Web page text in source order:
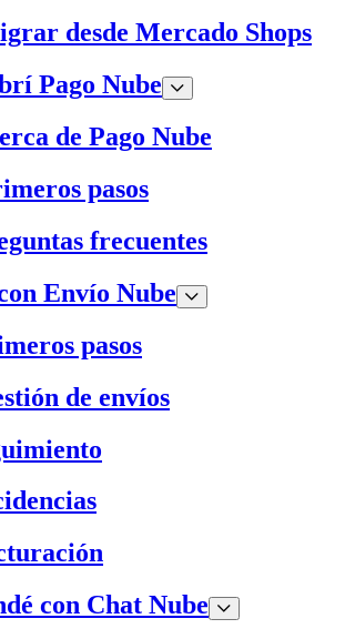
desde Mercado Shops
Pago Nube
de Pago Nube
pasos
frecuentes
Envío Nube
pasos
de envíos
con Chat Nube